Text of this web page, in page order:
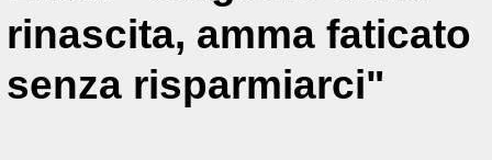
rinascita, amma faticato
senza risparmiarci"